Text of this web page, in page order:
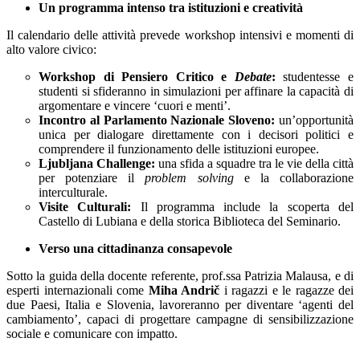
Un programma intenso tra istituzioni e creatività
Il calendario delle attività prevede workshop intensivi e momenti di
alto valore civico:
Workshop di Pensiero Critico e Debate: studentesse e
studenti si sfideranno in simulazioni per affinare la capacità di
argomentare e vincere ‘cuori e menti’.
Incontro al Parlamento Nazionale Sloveno: un’opportunità
unica per dialogare direttamente con i decisori politici e
comprendere il funzionamento delle istituzioni europee.
Ljubljana Challenge: una sfida a squadre tra le vie della città
per potenziare ilproblem solvinge la collaborazione
interculturale.
Visite Culturali: Il programma include la scoperta del
Castello di Lubiana e della storica Biblioteca del Seminario.
Verso una cittadinanza consapevole
Sotto la guida della docente referente, prof.ssa Patrizia Malausa, e di
esperti internazionali come Miha Andrič i ragazzi e le ragazze dei
due Paesi, Italia e Slovenia, lavoreranno per diventare ‘agenti del
cambiamento’, capaci di progettare campagne di sensibilizzazione
sociale e comunicare con impatto.